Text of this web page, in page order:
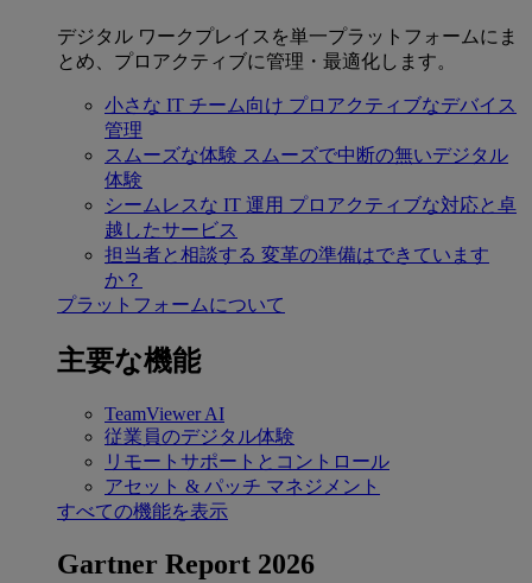
デジタル ワークプレイスを単一プラットフォームにま
とめ、プロアクティブに管理・最適化します。
小さな IT チーム向け プロアクティブなデバイス
管理
スムーズな体験 スムーズで中断の無いデジタル
体験
シームレスな IT 運用 プロアクティブな対応と卓
越したサービス
担当者と相談する 変革の準備はできています
か？
プラットフォームについて
主要な機能
TeamViewer AI
従業員のデジタル体験
リモートサポートとコントロール
アセット & パッチ マネジメント
すべての機能を表示
Gartner Report 2026